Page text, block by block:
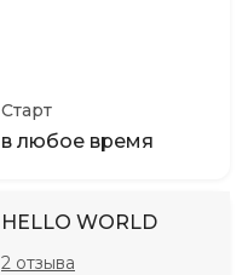
Старт
в любое время
HELLO WORLD
2 отзыва